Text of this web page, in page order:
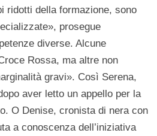
ridotti della formazione, sono
prosegue
diverse. Alcune
Rossa, ma altre non
gravi». Così Serena,
aver letto un appello per la
O Denise, cronista di nera con
a conoscenza dell’iniziativa